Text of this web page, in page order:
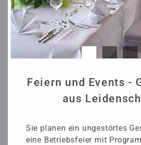
Feiern und Events -
aus
Sie planen ein ungestörtes
eine Betriebsfeier mit